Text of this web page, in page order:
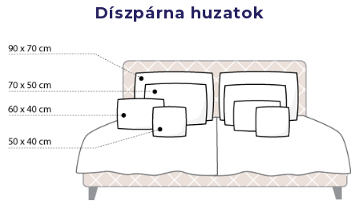
Díszpárna huzatok